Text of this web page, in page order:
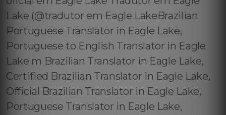
Lake (@tradutor em Eagle LakeBrazilian
Portuguese Translator in Eagle Lake,
Portuguese to English Translator in Eagle
Lake m Brazilian Translator in Eagle Lake,
Certified Brazilian Translator in Eagle Lake,
Official Brazilian Translator in Eagle Lake,
Portuguese Translator in Eagle Lake,